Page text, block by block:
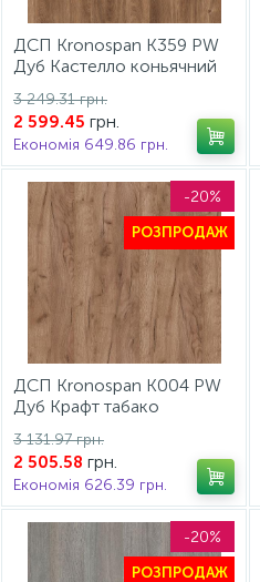
ДСП Kronospan K359 PW
Дуб Кастелло коньячний
2 599.45 грн.
3 249.31 грн.
Економія 649.86 грн.
-20%
РОЗПРОДАЖ
ДСП Kronospan K004 PW
Дуб Крафт табако
2 505.58 грн.
3 131.97 грн.
Економія 626.39 грн.
-20%
РОЗПРОДАЖ